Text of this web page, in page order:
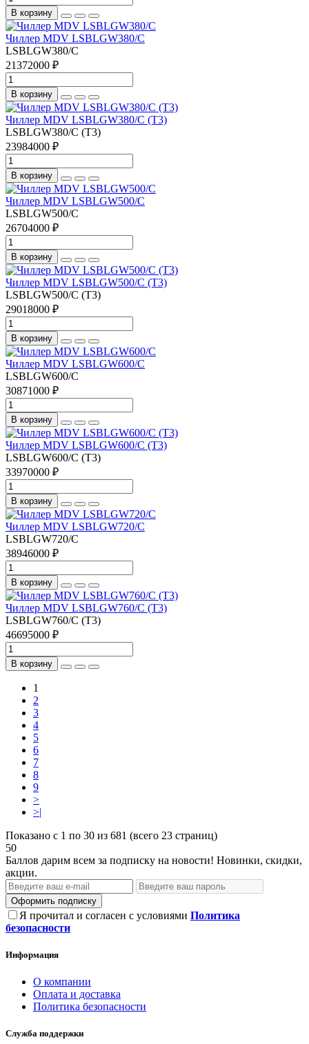
В корзину
Чиллер MDV LSBLGW380/C
LSBLGW380/C
21372000 ₽
В корзину
Чиллер MDV LSBLGW380/C (T3)
LSBLGW380/C (T3)
23984000 ₽
В корзину
Чиллер MDV LSBLGW500/C
LSBLGW500/C
26704000 ₽
В корзину
Чиллер MDV LSBLGW500/C (T3)
LSBLGW500/C (T3)
29018000 ₽
В корзину
Чиллер MDV LSBLGW600/C
LSBLGW600/C
30871000 ₽
В корзину
Чиллер MDV LSBLGW600/C (T3)
LSBLGW600/C (T3)
33970000 ₽
В корзину
Чиллер MDV LSBLGW720/C
LSBLGW720/C
38946000 ₽
В корзину
Чиллер MDV LSBLGW760/C (T3)
LSBLGW760/C (T3)
46695000 ₽
В корзину
1
2
3
4
5
6
7
8
9
>
>|
Показано с 1 по 30 из 681 (всего 23 страниц)
50
Баллов дарим всем за подписку на новости! Новинки, скидки,
акции.
Оформить подписку
Я прочитал и согласен с условиями Политика
безопасности
Информация
О компании
Оплата и доставка
Политика безопасности
Служба поддержки